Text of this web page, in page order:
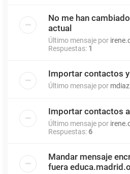
No me han
actual
Último mensaje por
Respuestas: 1
Importar contactos
Último mensaje por
Importar contactos
Último mensaje por
Respuestas: 6
Mandar mensaje
fuera